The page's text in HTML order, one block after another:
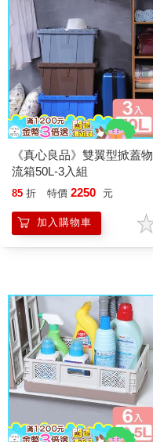
《真心良品》雙翼型掀蓋物
流箱50L-3入組
85 折 特價 2250 元
加入購物車